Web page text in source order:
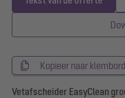
Kopieer naar klembord
Vetafscheider EasyClean